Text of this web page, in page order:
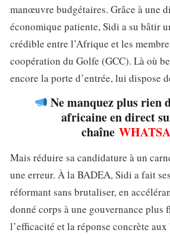
manœuvre budgétaires. Grâce à une
économique patiente, Sidi a su bâtir
crédible entre l’Afrique et les
coopération du Golfe (GCC). Là où
encore la porte d’entrée, lui dispose
Ne manquez plus rien
africaine en direct
chaîne
Mais réduire sa candidature à un
une erreur. À la BADEA, Sidi a fait
réformant sans brutaliser, en
donné corps à une gouvernance plus
l’efficacité et la réponse concrète